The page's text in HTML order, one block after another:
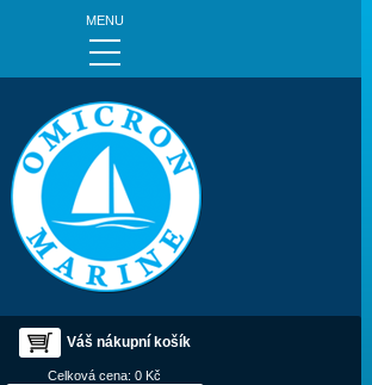
MENU
Váš nákupní košík
Celková cena:0 Kč